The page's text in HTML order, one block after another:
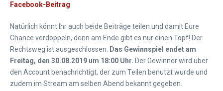
Facebook-Beitrag
Natürlich könnt Ihr auch beide Beiträge teilen und damit Eure
Chance verdoppeln, denn am Ende gibt es nur einen Topf! Der
Rechtsweg ist ausgeschlossen.
Das Gewinnspiel endet am
Freitag, den 30.08.2019 um 18:00 Uhr. Der Gewinner wird über
den Account benachrichtigt, der zum Teilen benutzt wurde und
zudem im Stream am selben Abend bekannt gegeben.